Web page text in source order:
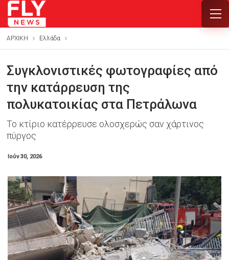
ΑΡΧΙΚΗ Ελλάδα
Συγκλονιστικές φωτογραφίες από
την κατάρρευση της
πολυκατοικίας στα Πετράλωνα
Το κτίριο κατέρρευσε ολοσχερώς σαν χάρτινος
πύργος
Ιούν 30, 2026